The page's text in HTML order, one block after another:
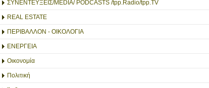
ΣΥΝΕΝΤΕΥΞΕΙΣ/MEDIA/ PODCASTS /tpp.Radio/tpp.TV
REAL ESTATE
ΠΕΡΙΒΑΛΛΟΝ - ΟΙΚΟΛΟΓΙΑ
ΕΝΕΡΓΕΙΑ
Οικονομία
Πολιτική